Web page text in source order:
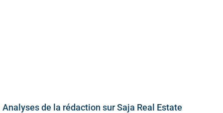
Analyses de la rédaction sur Saja Real Estate